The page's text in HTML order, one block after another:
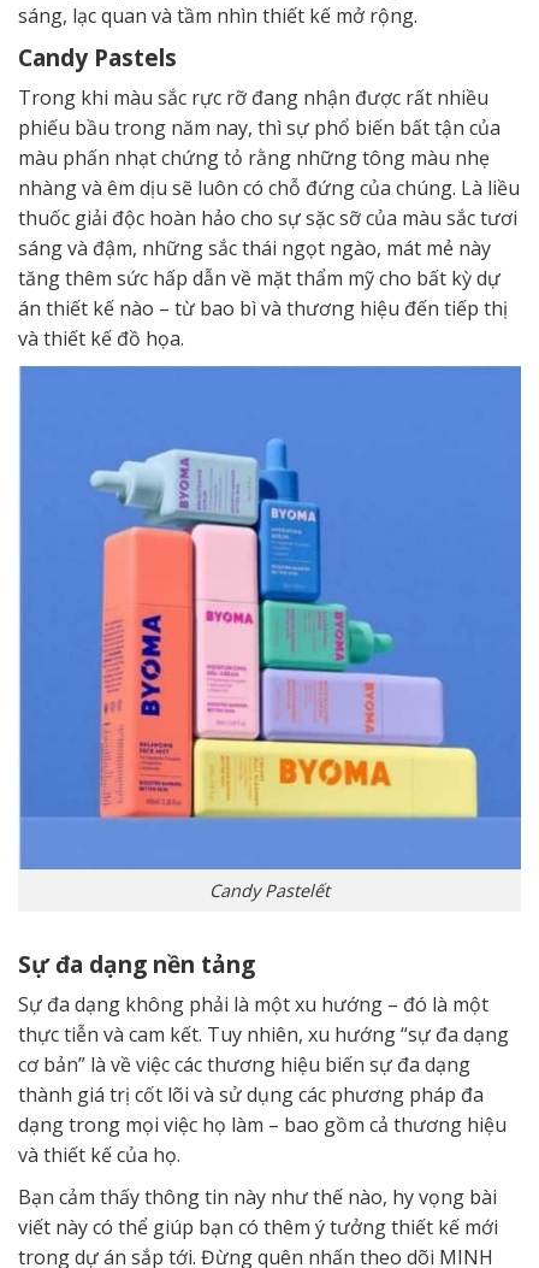
sáng, lạc quan và tầm nhìn thiết kế mở rộng.
Candy Pastels
Trong khi màu sắc rực rỡ đang nhận được rất nhiều
phiếu bầu trong năm nay, thì sự phổ biến bất tận của
màu phấn nhạt chứng tỏ rằng những tông màu nhẹ
nhàng và êm dịu sẽ luôn có chỗ đứng của chúng. Là liều
thuốc giải độc hoàn hảo cho sự sặc sỡ của màu sắc tươi
sáng và đậm, những sắc thái ngọt ngào, mát mẻ này
tăng thêm sức hấp dẫn về mặt thẩm mỹ cho bất kỳ dự
án thiết kế nào – từ bao bì và thương hiệu đến tiếp thị
và thiết kế đồ họa.
Candy Pastelết
Sự đa dạng nền tảng
Sự đa dạng không phải là một xu hướng – đó là một
thực tiễn và cam kết. Tuy nhiên, xu hướng “sự đa dạng
cơ bản” là về việc các thương hiệu biến sự đa dạng
thành giá trị cốt lõi và sử dụng các phương pháp đa
dạng trong mọi việc họ làm – bao gồm cả thương hiệu
và thiết kế của họ.
Bạn cảm thấy thông tin này như thế nào, hy vọng bài
viết này có thể giúp bạn có thêm ý tưởng thiết kế mới
trong dự án sắp tới. Đừng quên nhấn theo dõi MINH